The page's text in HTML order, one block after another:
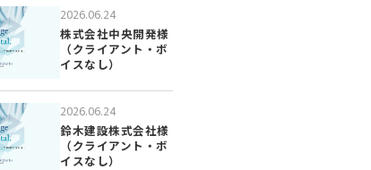
2026.06.24
株式会社中央開発様
（クライアント・ボ
イスなし）
2026.06.24
鈴木建設株式会社様
（クライアント・ボ
イスなし）